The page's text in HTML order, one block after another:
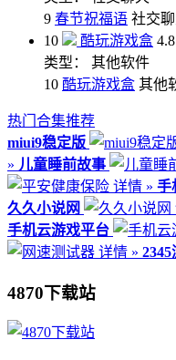
9 春节祝福语 社交
10
酷玩游戏盒
类型： 其他软件
10 酷玩游戏盒 其他
热门合集推荐
miui9稳定版
» 儿童睡前故事
详情 » 手
久久小说网
手机云游戏平台
详情 »
4870下载站